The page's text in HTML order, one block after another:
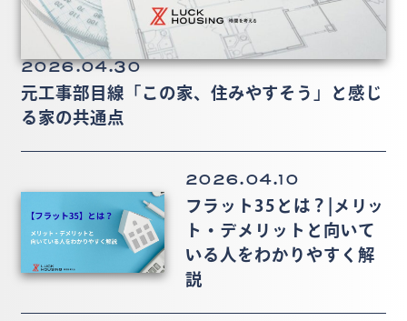
2026.04.30
元工事部目線「この家、住みやすそう」と感じ
る家の共通点
2026.04.10
フラット35とは？|メリッ
ト・デメリットと向いて
いる人をわかりやすく解
説